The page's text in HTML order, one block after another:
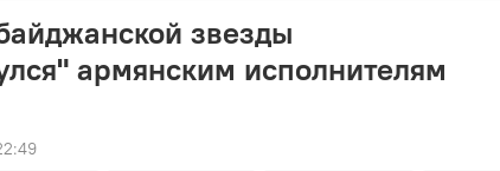
звезды
армянским исполнителям